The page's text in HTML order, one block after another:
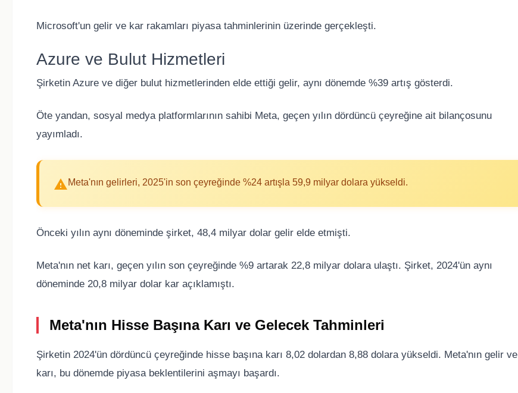
Microsoft'un gelir ve kar rakamları piyasa tahminlerinin üzerinde gerçekleşti.
Azure ve Bulut Hizmetleri
Şirketin Azure ve diğer bulut hizmetlerinden elde ettiği gelir, aynı dönemde %39 artış gösterdi.
Öte yandan, sosyal medya platformlarının sahibi Meta, geçen yılın dördüncü çeyreğine ait bilançosunu
yayımladı.
Meta'nın gelirleri, 2025'in son çeyreğinde %24 artışla 59,9 milyar dolara yükseldi.
Önceki yılın aynı döneminde şirket, 48,4 milyar dolar gelir elde etmişti.
Meta'nın net karı, geçen yılın son çeyreğinde %9 artarak 22,8 milyar dolara ulaştı. Şirket, 2024'ün aynı
döneminde 20,8 milyar dolar kar açıklamıştı.
Meta'nın Hisse Başına Karı ve Gelecek Tahminleri
Şirketin 2024'ün dördüncü çeyreğinde hisse başına karı 8,02 dolardan 8,88 dolara yükseldi. Meta'nın gelir ve
karı, bu dönemde piyasa beklentilerini aşmayı başardı.